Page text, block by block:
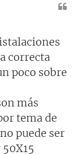
correcta
poco sobre
más
tema de
puede ser